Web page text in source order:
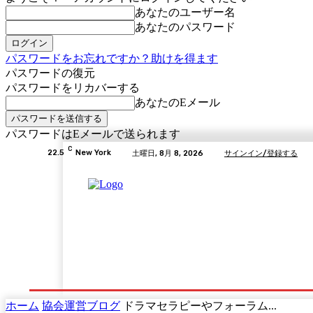
あなたのユーザー名
あなたのパスワード
パスワードをお忘れですか？助けを得ます
パスワードの復元
パスワードをリカバーする
あなたのEメール
パスワードはEメールで送られます
22.5 C New York 土曜日, 8月 8, 2026 サインイン/登録する
ホーム 協会運営ブログ ドラマセラピーやフォーラム...